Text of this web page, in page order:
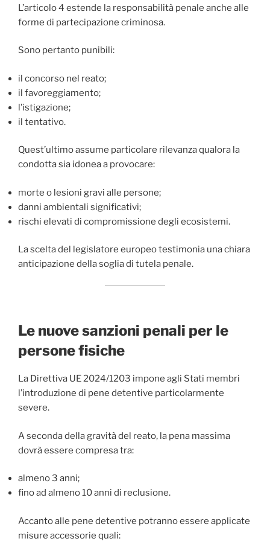
L’articolo 4 estende la responsabilità penale anche alle
forme di partecipazione criminosa.
Sono pertanto punibili:
il concorso nel reato;
il favoreggiamento;
l’istigazione;
il tentativo.
Quest’ultimo assume particolare rilevanza qualora la
condotta sia idonea a provocare:
morte o lesioni gravi alle persone;
danni ambientali significativi;
rischi elevati di compromissione degli ecosistemi.
La scelta del legislatore europeo testimonia una chiara
anticipazione della soglia di tutela penale.
Le nuove sanzioni penali per le
persone fisiche
La Direttiva UE 2024/1203 impone agli Stati membri
l’introduzione di pene detentive particolarmente
severe.
A seconda della gravità del reato, la pena massima
dovrà essere compresa tra:
almeno 3 anni;
fino ad almeno 10 anni di reclusione.
Accanto alle pene detentive potranno essere applicate
misure accessorie quali: